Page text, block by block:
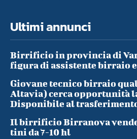
Ultimi annunci
Birrificio in provincia di
figura di assistente birraio
Giovane tecnico birraio
Altavia) cerca opportunità
Disponibile al
Il birrificio Birranova
tini da 7-10 hl